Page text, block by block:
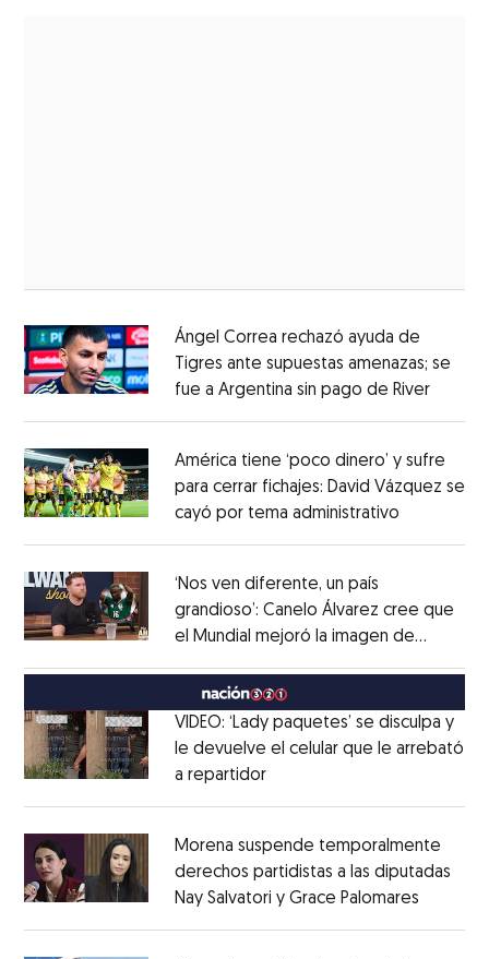
Ángel Correa rechazó ayuda de
Tigres ante supuestas amenazas; se
fue a Argentina sin pago de RiverOpens
América tiene ‘poco dinero’ y sufre
para cerrar fichajes: David Vázquez se
cayó por tema administrativo
‘Nos ven diferente, un país
grandioso’: Canelo Álvarez cree que
el Mundial mejoró la imagen de
VIDEO: ‘Lady paquetes’ se disculpa y
le devuelve el celular que le arrebató
a repartidorOpens in new window
Morena suspende temporalmente
derechos partidistas a las diputadas
Nay Salvatori y Grace Palomares